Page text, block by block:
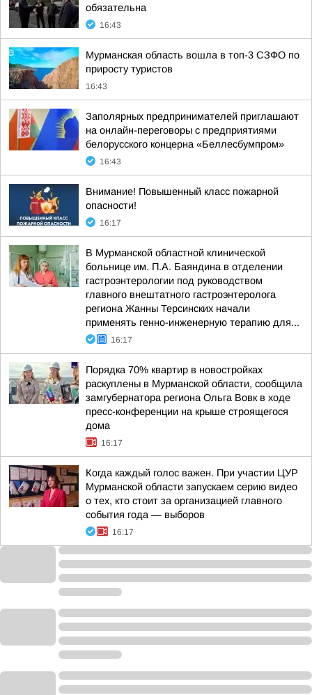
обязательна
16:43
Мурманская область вошла в топ-3 СЗФО по
приросту туристов
16:43
Заполярных предпринимателей приглашают
на онлайн-переговоры с предприятиями
белорусского концерна «Беллесбумпром»
16:43
Внимание! Повышенный класс пожарной
опасности!
16:17
В Мурманской областной клинической
больнице им. П.А. Баяндина в отделении
гастроэнтерологии под руководством
главного внештатного гастроэнтеролога
региона Жанны Терсинских начали
применять генно-инженерную терапию для...
16:17
Порядка 70% квартир в новостройках
раскуплены в Мурманской области, сообщила
замгубернатора региона Ольга Вовк в ходе
пресс-конференции на крыше строящегося
дома
16:17
Когда каждый голос важен. При участии ЦУР
Мурманской области запускаем серию видео
о тех, кто стоит за организацией главного
события года — выборов
16:17